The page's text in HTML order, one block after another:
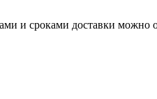
и сроками доставки можно